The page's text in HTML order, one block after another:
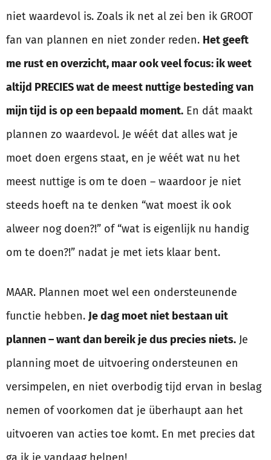
niet waardevol is. Zoals ik net al zei ben ik GROOT
fan van plannen en niet zonder reden. Het geeft
me rust en overzicht, maar ook veel focus: ik weet
altijd PRECIES wat de meest nuttige besteding van
mijn tijd is op een bepaald moment. En dát maakt
plannen zo waardevol. Je wéét dat alles wat je
moet doen ergens staat, en je wéét wat nu het
meest nuttige is om te doen – waardoor je niet
steeds hoeft na te denken “wat moest ik ook
alweer nog doen?!” of “wat is eigenlijk nu handig
om te doen?!” nadat je met iets klaar bent.
MAAR. Plannen moet wel een ondersteunende
functie hebben. Je dag moet niet bestaan uit
plannen – want dan bereik je dus precies niets. Je
planning moet de uitvoering ondersteunen en
versimpelen, en niet overbodig tijd ervan in beslag
nemen of voorkomen dat je überhaupt aan het
uitvoeren van acties toe komt. En met precies dat